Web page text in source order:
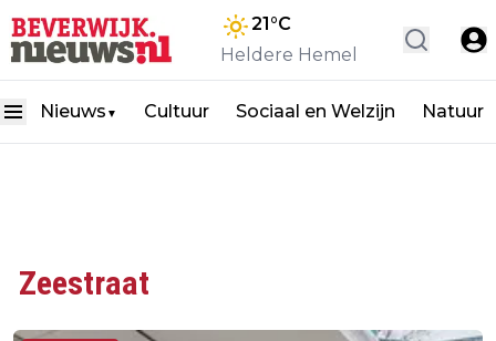
21°C
Heldere Hemel
Nieuws ▼ Cultuur Sociaal en Welzijn Natuur
Zeestraat